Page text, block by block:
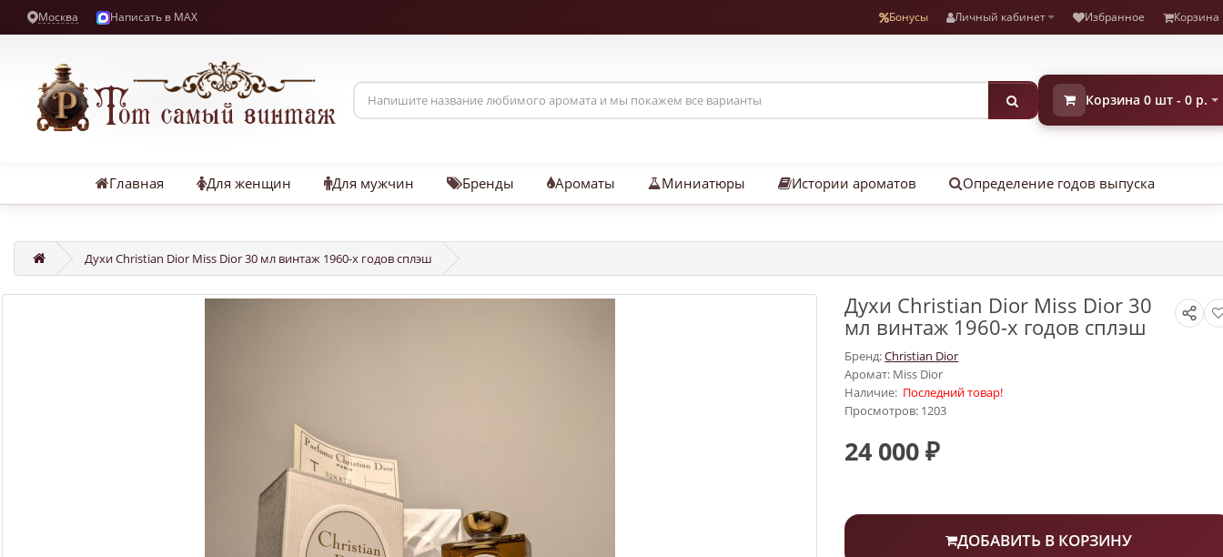
Москва Написать в MAX Бонусы Личный кабинет Избранное Корзина
Корзина 0 шт - 0 р.
Главная Для женщин Для мужчин Бренды Ароматы Миниатюры Истории ароматов Определение годов выпуска
Духи Christian Dior Miss Dior 30 мл винтаж 1960-х годов сплэш
Духи Christian Dior Miss Dior 30
мл винтаж 1960-х годов сплэш
Бренд:Christian Dior
Аромат: Miss Dior
Наличие: Последний товар!
Просмотров: 1203
24 000 ₽
ДОБАВИТЬ В КОРЗИНУ